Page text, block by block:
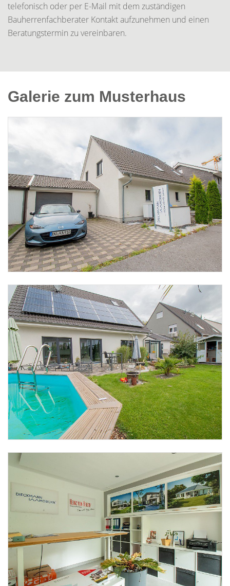
telefonisch oder per E-Mail mit dem zuständigen
Bauherrenfachberater Kontakt aufzunehmen und einen
Beratungstermin zu vereinbaren.
Galerie zum Musterhaus